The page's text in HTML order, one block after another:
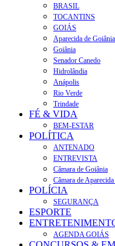
BRASIL
TOCANTINS
GOIÁS
Aparecida de Goiânia
Goiânia
Senador Canedo
Hidrolândia
Anápolis
Rio Verde
Trindade
FÉ & VIDA
BEM-ESTAR
POLÍTICA
ANTENADO
ENTREVISTA
Câmara de Goiânia
Câmara de
POLÍCIA
SEGURANÇA
ESPORTE
AGENDA GOIÁS